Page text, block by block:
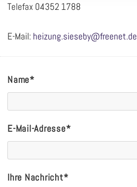
Telefax 04352 1788
E-Mail: heizung.sieseby@freenet.de
Name*
E-Mail-Adresse*
Ihre Nachricht*